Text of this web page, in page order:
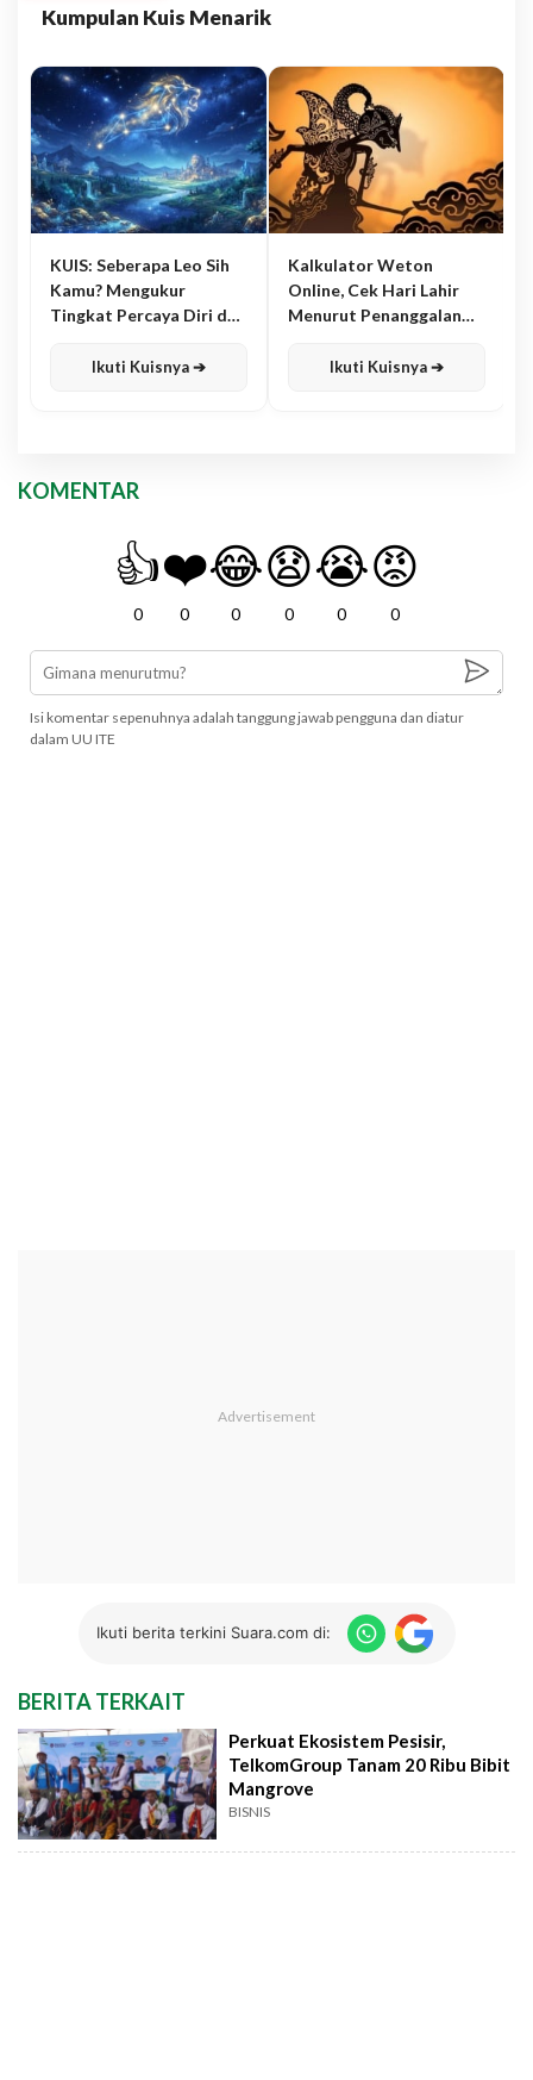
Kumpulan Kuis Menarik
KUIS: Seberapa Leo Sih
Kamu? Mengukur
Tingkat Percaya Diri dan
Ikuti Kuisnya ➔
Kalkulator Weton
Online, Cek Hari Lahir
Menurut Penanggalan
Ikuti Kuisnya ➔
KOMENTAR
👍
0
❤️
0
😂
0
😧
0
😭
0
😡
0
Isi komentar sepenuhnya adalah tanggung jawab pengguna dan diatur
dalam UU ITE
Ikuti berita terkini Suara.com di:
BERITA TERKAIT
Perkuat Ekosistem Pesisir,
TelkomGroup Tanam 20 Ribu Bibit
Mangrove
BISNIS